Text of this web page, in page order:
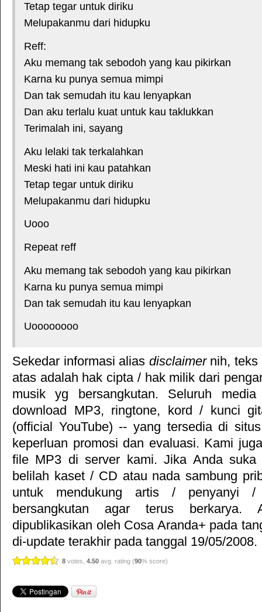
Tetap tegar untuk diriku
Melupakanmu dari hidupku
Reff:
Aku memang tak sebodoh yang kau pikirkan
Karna ku punya semua mimpi
Dan tak semudah itu kau lenyapkan
Dan aku terlalu kuat untuk kau taklukkan
Terimalah ini, sayang
Aku lelaki tak terkalahkan
Meski hati ini kau patahkan
Tetap tegar untuk diriku
Melupakanmu dari hidupku
Uooo
Repeat reff
Aku memang tak sebodoh yang kau pikirkan
Karna ku punya semua mimpi
Dan tak semudah itu kau lenyapkan
Uoooooooo
Sekedar informasi alias disclaimernih, teks
atas adalah hak cipta / hak milik dari
musik yg bersangkutan. Seluruh
download MP3, ringtone, kord / kunci
(official YouTube) -- yang tersedia di
keperluan promosi dan evaluasi. Kami
file MP3 di server kami. Jika Anda
belilah kaset / CD atau nada sambung
untuk mendukung artis / penyanyi
bersangkutan agar terus berkarya.
dipublikasikan oleh Cosa Aranda+ pada
di-update terakhir pada tanggal 19/05/2008.
8 votes, 4.50 avg. rating (90% score)